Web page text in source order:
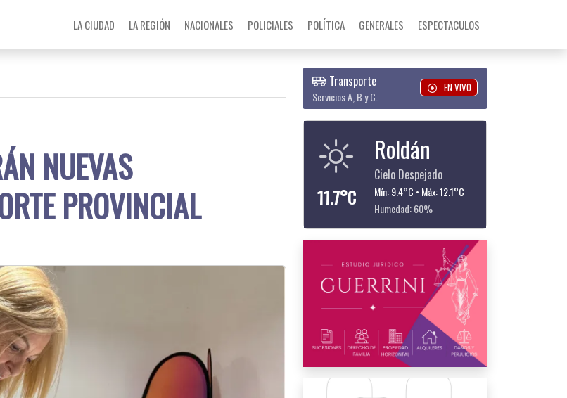
LA CIUDAD LA REGIÓN NACIONALES POLICIALES POLÍTICA GENERALES ESPECTACULOS
NUEVAS
PROVINCIAL
Transporte
Servicios A, B y C.
EN VIVO
11.7°C
Roldán
Cielo Despejado
Mín: 9.4°C • Máx: 12.1°C
Humedad: 60%